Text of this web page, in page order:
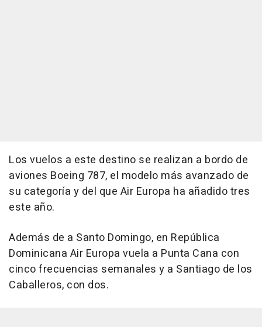
Los vuelos a este destino se realizan a bordo de
aviones Boeing 787, el modelo más avanzado de
su categoría y del que Air Europa ha añadido tres
este año.
Además de a Santo Domingo, en República
Dominicana Air Europa vuela a Punta Cana con
cinco frecuencias semanales y a Santiago de los
Caballeros, con dos.